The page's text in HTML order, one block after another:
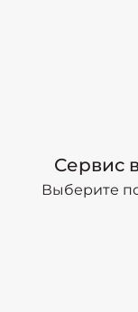
Сервис
Выберите